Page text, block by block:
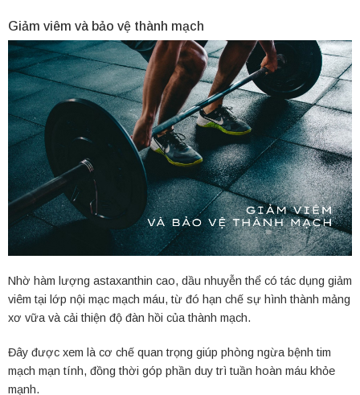
Giảm viêm và bảo vệ thành mạch
Nhờ hàm lượng astaxanthin cao, dầu nhuyễn thể có tác dụng giảm
viêm tại lớp nội mạc mạch máu, từ đó hạn chế sự hình thành mảng
xơ vữa và cải thiện độ đàn hồi của thành mạch.
Đây được xem là cơ chế quan trọng giúp phòng ngừa bệnh tim
mạch mạn tính, đồng thời góp phần duy trì tuần hoàn máu khỏe
mạnh.